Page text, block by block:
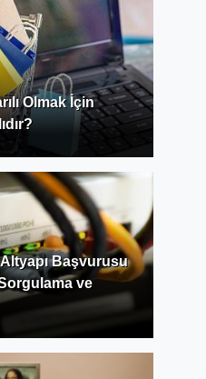
Olmak İçin
Başvurusu
Sorgulama ve